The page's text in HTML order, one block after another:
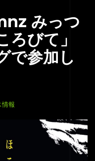
みっつ
ろびて」
で参加し
情報